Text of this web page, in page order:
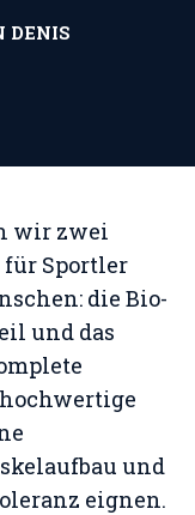
DENIS
wir zwei
Sportler
die Bio-
und das
und
eignen.